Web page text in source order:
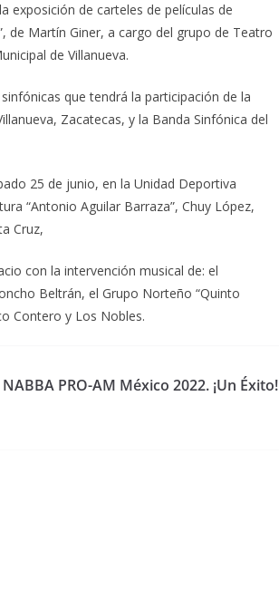
exposición de carteles de películas de
de Martín Giner, a cargo del grupo de Teatro
de Villanueva.
que tendrá la participación de la
Zacatecas, y la Banda Sinfónica del
25 de junio, en la Unidad Deportiva
“Antonio Aguilar Barraza”, Chuy López,
Cruz,
con la intervención musical de: el
Beltrán, el Grupo Norteño “Quinto
Contero y Los Nobles.
PRO-AM México 2022. ¡Un Éxito!